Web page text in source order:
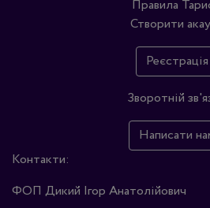
Правила
Створити
Реєстрація
Зворотній
Написати
Контакти:
ФОП Дикий Ігор Анатолійович